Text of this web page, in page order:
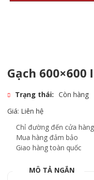
Gạch 600×600
Trạng thái: Còn hàng
Giá: Liên hệ
Chỉ đường đến cửa hàng
Mua hàng đảm bảo
Giao hàng toàn quốc
MÔ TẢ NGẮN